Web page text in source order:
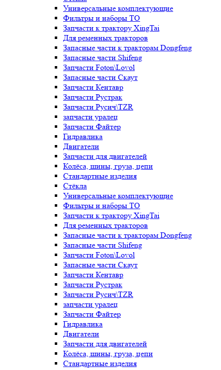
Универсальные комплектующие
Фильтры и наборы ТО
Запчасти к трактору XingTai
Для ременных тракторов
Запасные части к тракторам Dongfeng
Запасные части Shifeng
Запчасти Foton\Lovol
Запасные части Скаут
Запчасти Кентавр
Запчасти Рустрак
Запчасти Русич\TZR
запчасти уралец
Запчасти Файтер
Гидравлика
Двигатели
Запчасти для двигателей
Колёса, шины, груза, цепи
Стандартные изделия
Стёкла
Универсальные комплектующие
Фильтры и наборы ТО
Запчасти к трактору XingTai
Для ременных тракторов
Запасные части к тракторам Dongfeng
Запасные части Shifeng
Запчасти Foton\Lovol
Запасные части Скаут
Запчасти Кентавр
Запчасти Рустрак
Запчасти Русич\TZR
запчасти уралец
Запчасти Файтер
Гидравлика
Двигатели
Запчасти для двигателей
Колёса, шины, груза, цепи
Стандартные изделия